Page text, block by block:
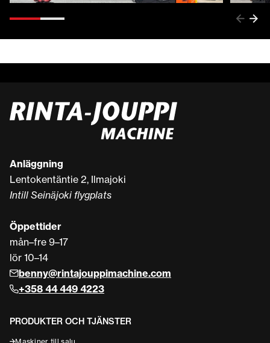
Anläggning
Lentokentäntie 2, Ilmajoki
Intill Seinäjoki flygplats
Öppettider
mån–fre 9–17
lör 10–14
benny@rintajouppimachine.com
+358 44 449 4223
PRODUKTER OCH TJÄNSTER